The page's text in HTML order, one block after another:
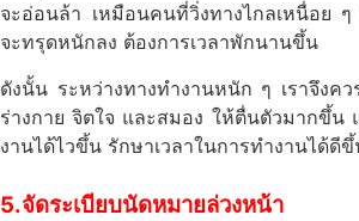
จะอ่อนล้า เหมือนคนที่วิ่งทางไกลเหนื่อย
จะทรุดหนักลง ต้องการเวลาพักนานขึ้น
ดังนั้น ระหว่างทางทำงานหนัก ๆ เราจึงค
ร่างกาย จิตใจ และสมอง ให้ตื่นตัวมากขึ้น
งานได้ไวขึ้น รักษาเวลาในการทำงานได้ดี
5.จัดระเบียบนัดหมายล่วงหน้า